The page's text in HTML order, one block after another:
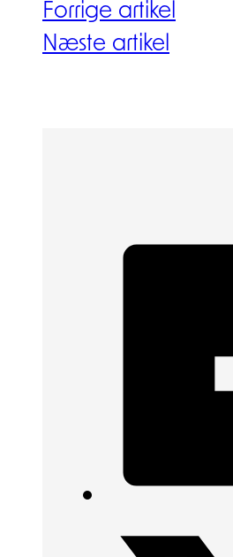
Forrige artikel
Næste artikel